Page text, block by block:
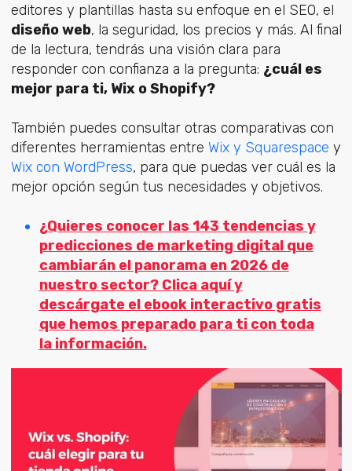
editores y plantillas hasta su enfoque en el SEO, el
diseño web, la seguridad, los precios y más. Al final
de la lectura, tendrás una visión clara para
responder con confianza a la pregunta: ¿cuál es
mejor para ti, Wix o Shopify?
También puedes consultar otras comparativas con
diferentes herramientas entre Wix y Squarespace y
Wix con WordPress, para que puedas ver cuál es la
mejor opción según tus necesidades y objetivos.
¿Quieres conocer las 143 tendencias y
predicciones de marketing digitalque
cambiarán el panorama en 2026de
nuestro sector? Clica aquíy
descárgate el ebook interactivo gratis
que hemos preparado para ti con toda
la información.